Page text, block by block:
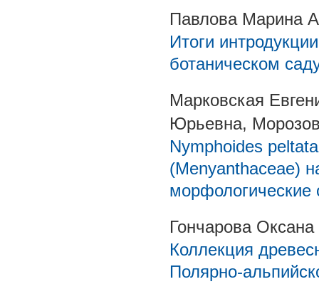
Павлова Марина
Итоги
ботаническом
Марковская
Юрьевна,
Nymphoides
(Menyanthaceae)
морфологические
Гончарова
Коллекция
Полярно-